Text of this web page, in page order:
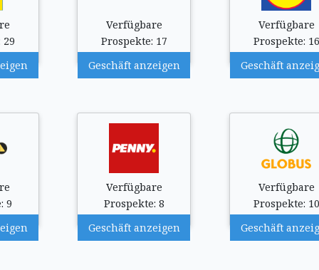
29
Verfügbare
Prospekte: 17
Geschäft anzeigen
Verfügbare
Prospekte: 16
Geschäft
9
Verfügbare
Prospekte: 8
Geschäft anzeigen
Verfügbare
Prospekte: 10
Geschäft